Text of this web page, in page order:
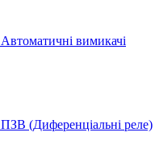
Автоматичні вимикачі
ПЗВ (Диференціальні реле)